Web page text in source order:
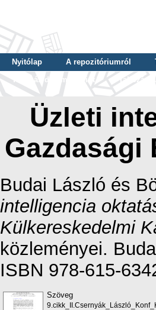
Nyitólap A repozitóriumról
Tallózás dátum szerint
Tallózás
Üzleti
Gazdasági
Budai László és
intelligencia
Külkereskedelmi
közleményei.
ISBN 978-615-
Szöveg